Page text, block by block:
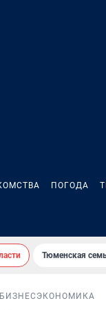
ПОГОДА
Тюменская
БИЗНЕС ЭКОНОМИКА